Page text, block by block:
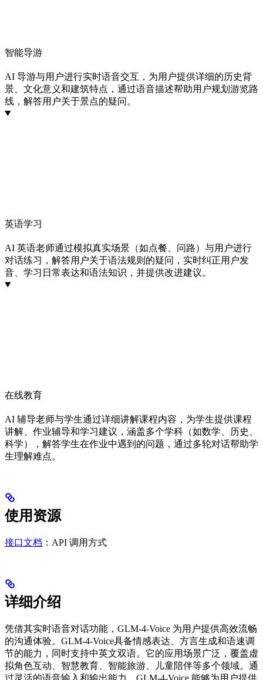
智能导游
AI 导游与用户进行实时语音交互，为用户提供详细的历史背
景、文化意义和建筑特点，通过语音描述帮助用户规划游览路
线，解答用户关于景点的疑问。
英语学习
AI 英语老师通过模拟真实场景（如点餐、问路）与用户进行
对话练习，解答用户关于语法规则的疑问，实时纠正用户发
音、学习日常表达和语法知识，并提供改进建议。
在线教育
AI 辅导老师与学生通过详细讲解课程内容，为学生提供课程
讲解、作业辅导和学习建议，涵盖多个学科（如数学、历史、
科学），解答学生在作业中遇到的问题，通过多轮对话帮助学
生理解难点。
使用资源
接口文档 ：API 调用方式
详细介绍
凭借其实时语音对话功能，GLM-4-Voice 为用户提供高效流畅
的沟通体验。GLM-4-Voice具备情感表达、方言生成和语速调
节的能力，同时支持中英文双语。它的应用场景广泛，覆盖虚
拟角色互动、智慧教育、智能旅游、儿童陪伴等多个领域。通